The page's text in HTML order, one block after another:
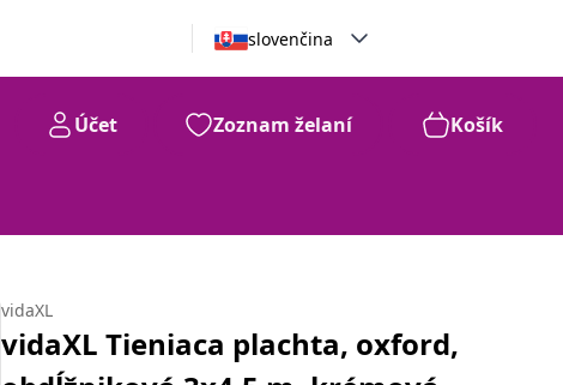
slovenčina
Účet Zoznam želaní Košík
vidaXL
vidaXL Tieniaca plachta, oxford,